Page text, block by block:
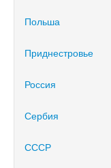
Польша
Приднестровье
Россия
Сербия
СССР